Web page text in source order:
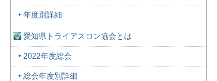
年度別詳細
愛知県トライアスロン協会とは
2022年度総会
総会年度別詳細